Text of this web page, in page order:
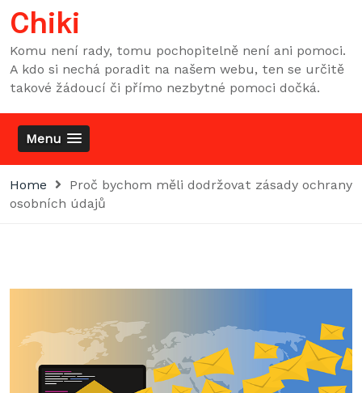
Skip
to
content
Chiki
Komu není rady, tomu pochopitelně není ani pomoci.
A kdo si nechá poradit na našem webu, ten se určitě
takové žádoucí či přímo nezbytné pomoci dočká.
Menu
Home
Proč bychom měli dodržovat zásady ochrany
osobních údajů